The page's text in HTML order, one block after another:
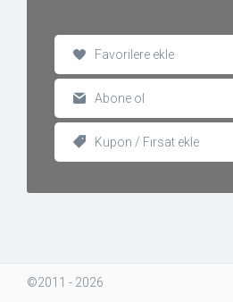
Favorilere ekle
Abone ol
Kupon / Fırsat ekle
©2011 - 2026